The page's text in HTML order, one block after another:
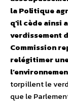
la Politique
q’il cède ainsi
verdissement
Commission
relégitimer
torpillent le
que le